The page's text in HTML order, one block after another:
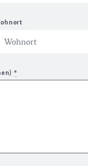
*